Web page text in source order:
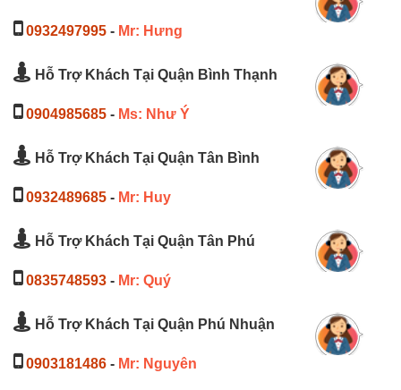
0932497995 - Mr: Hưng
Hỗ Trợ Khách Tại Quận Bình Thạnh
0904985685 - Ms: Như Ý
Hỗ Trợ Khách Tại Quận Tân Bình
0932489685 - Mr: Huy
Hỗ Trợ Khách Tại Quận Tân Phú
0835748593 - Mr: Quý
Hỗ Trợ Khách Tại Quận Phú Nhuận
0903181486 - Mr: Nguyên